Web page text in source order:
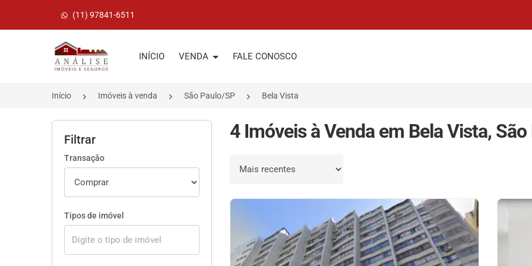
(11) 97841-6511
Página inicial
INÍCIO VENDA FALE CONOSCO
Início Imóveis à venda São Paulo/SP Bela Vista
Filtrar
Transação
Tipos de imóvel
4 Imóveis à Venda em Bela Vista,
Ordenar por